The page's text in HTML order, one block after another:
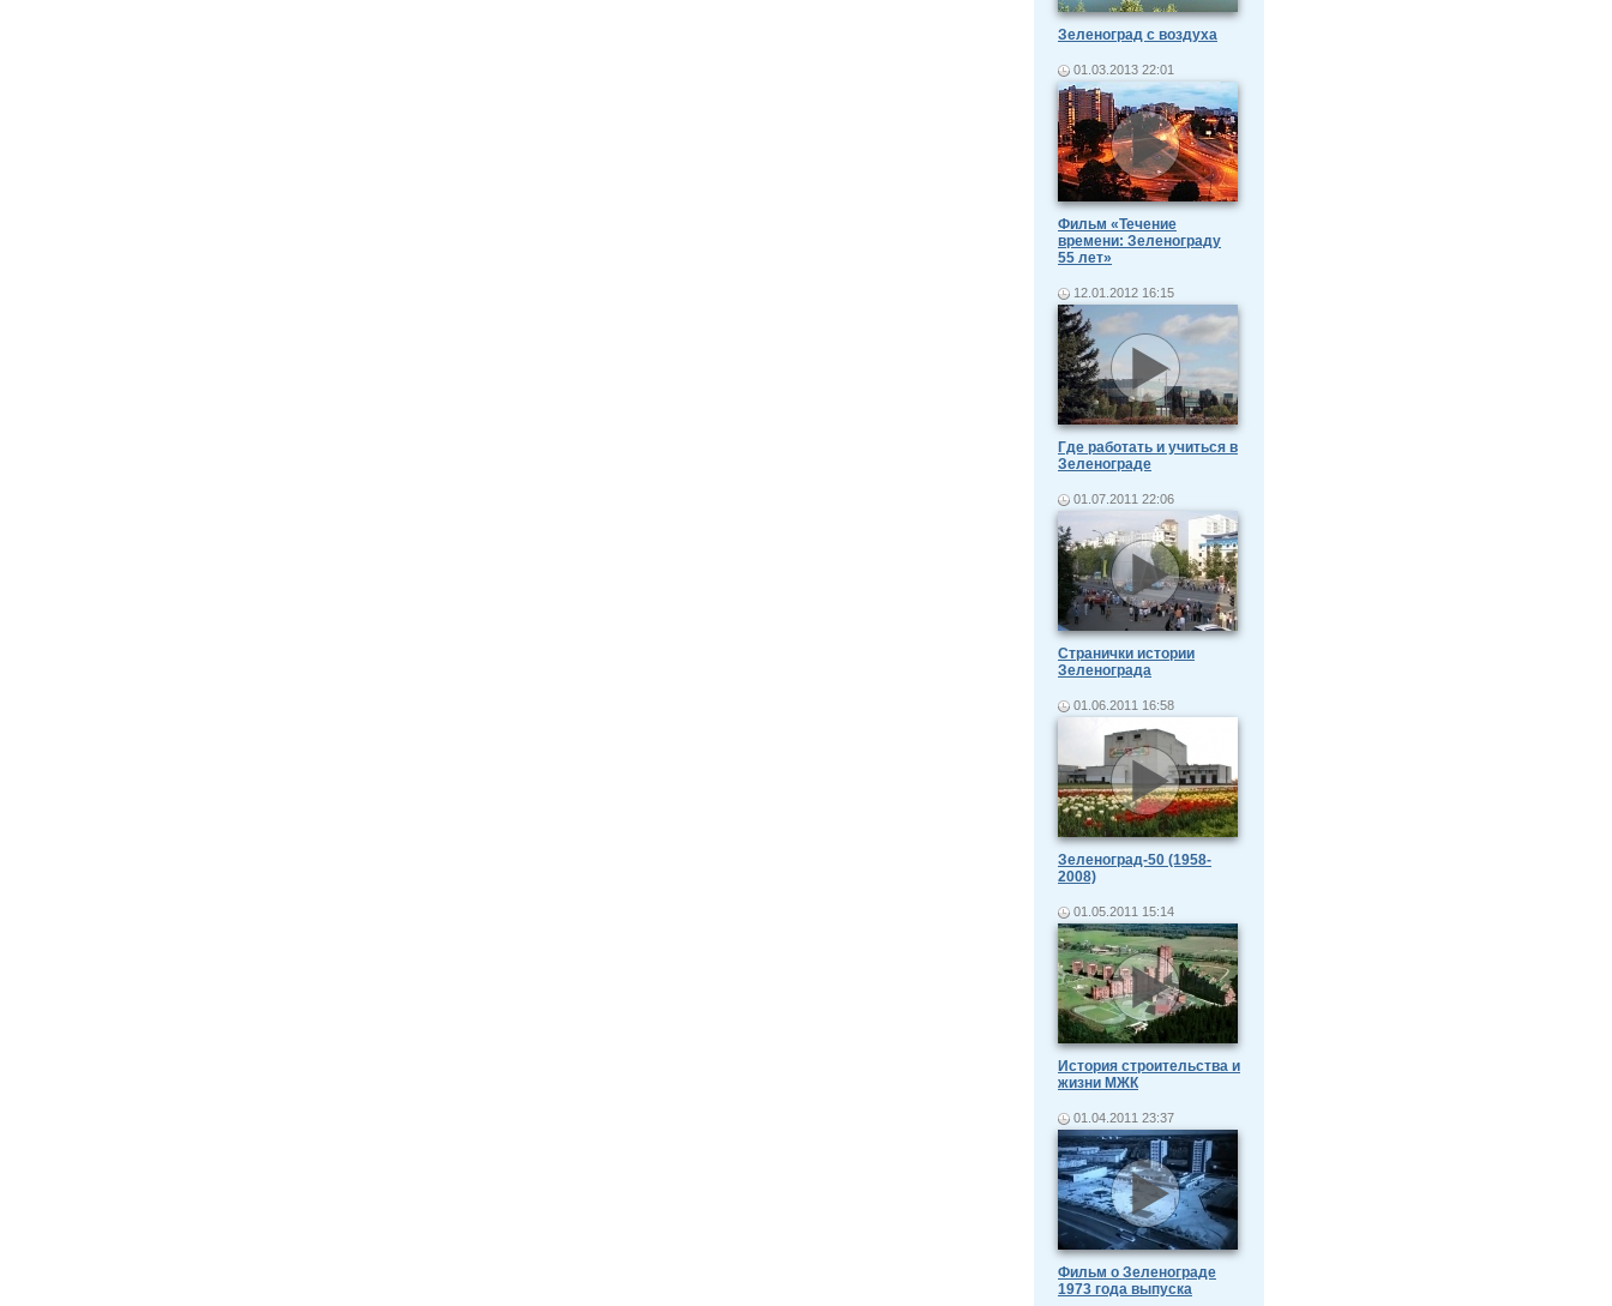
Зеленоград с воздуха
01.03.2013 22:01
Фильм «Течение
времени: Зеленограду
55 лет»
12.01.2012 16:15
Где работать и учиться в
Зеленограде
01.07.2011 22:06
Странички истории
Зеленограда
01.06.2011 16:58
Зеленоград-50 (1958-
2008)
01.05.2011 15:14
История строительства и
жизни МЖК
01.04.2011 23:37
Фильм о Зеленограде
1973 года выпуска